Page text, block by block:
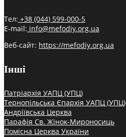
Тел: +38 (044) 599-000-5
E-mail: info@mefodiy.org.ua
Веб-сайт: https://mefodiy.org.ua
Інші
Патріархія УАПЦ (УПЦ)
Тернопільська Єпархія УАПЦ (УПЦ)
Андріївська Церква
Парафія Св. Жінок-Мироносиць
Помісна Церква України